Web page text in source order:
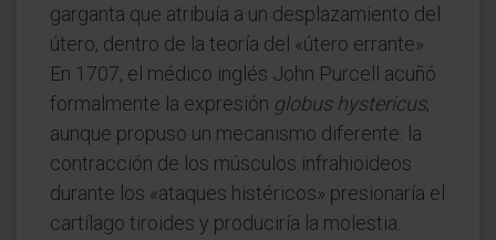
garganta que atribuía a un desplazamiento del
útero, dentro de la teoría del «útero errante».
En 1707, el médico inglés John Purcell acuñó
formalmente la expresión globus hystericus,
aunque propuso un mecanismo diferente: la
contracción de los músculos infrahioideos
durante los «ataques histéricos» presionaría el
cartílago tiroides y produciría la molestia.